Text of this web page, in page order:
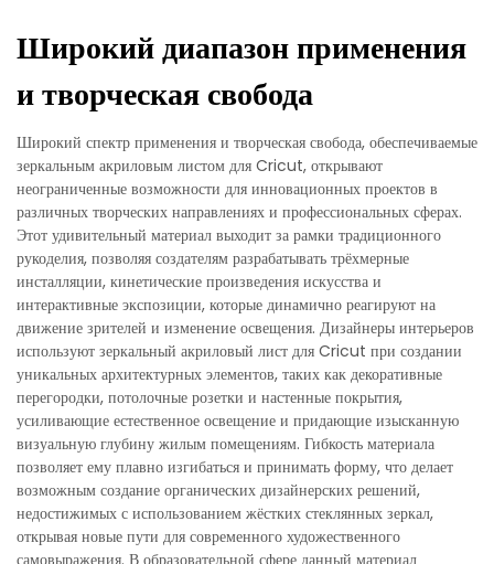
Широкий диапазон применения
и творческая свобода
Широкий спектр применения и творческая свобода, обеспечиваемые
зеркальным акриловым листом для Cricut, открывают
неограниченные возможности для инновационных проектов в
различных творческих направлениях и профессиональных сферах.
Этот удивительный материал выходит за рамки традиционного
рукоделия, позволяя создателям разрабатывать трёхмерные
инсталляции, кинетические произведения искусства и
интерактивные экспозиции, которые динамично реагируют на
движение зрителей и изменение освещения. Дизайнеры интерьеров
используют зеркальный акриловый лист для Cricut при создании
уникальных архитектурных элементов, таких как декоративные
перегородки, потолочные розетки и настенные покрытия,
усиливающие естественное освещение и придающие изысканную
визуальную глубину жилым помещениям. Гибкость материала
позволяет ему плавно изгибаться и принимать форму, что делает
возможным создание органических дизайнерских решений,
недостижимых с использованием жёстких стеклянных зеркал,
открывая новые пути для современного художественного
самовыражения. В образовательной сфере данный материал